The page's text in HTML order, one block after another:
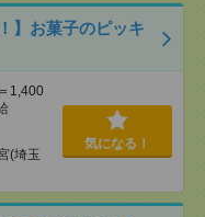
】お菓子のピッキ
1,400
(埼玉
気になる！